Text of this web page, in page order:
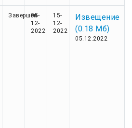
Завершен
05-
12-
2022
15-
12-
2022
Извещение
(0.18 Мб)
05.12.2022